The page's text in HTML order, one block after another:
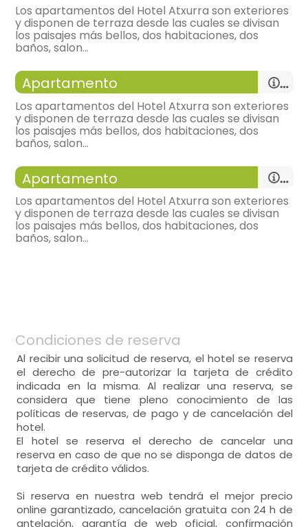
TV,
Calefacción,
- habitación con cuarto de baño. Incluye:
WC,
lavabo, ducha,
habitación de matrimonio
- cama de matrimonio (200x180 cm.)
Minibar,
-
bonitas vistas,
cocina
- cocina americana integrada en el salón
bajo encimera,
- mesa,
habitación doble
- cama individual = 2 (200x190 cm.)
bonitas vistas,
habitación doble
- cama individual = 2 (200x190 cm.)
- habitación con cuarto de baño. Incluye:
WC,
lavabo,
secador de pelo,
Los apartamentos del Hotel Atxurra son exteriores
y disponen de terraza desde las cuales se divisan
los paisajes más bellos, dos habitaciones, dos
baños, salon...
salón
- sillón, sofá dos plazas, sillas = 4,
- tv,
-
bonitas vistas,
cocina
- cocina americana integrada en el salón
bajo encimera,
- mesa,
- habitación con cuarto de baño. Incluye:
WC,
lavabo,
ducha,
secador de pelo,
- cama individual = 2 (200x190 cm.)
Apartamento
Los apartamentos del Hotel Atxurra son exteriores
y disponen de terraza desde las cuales se divisan
los paisajes más bellos, dos habitaciones, dos
baños, salon...
salón
- sillón, sofá dos plazas, sillas = 4,
-
bonitas vistas,
cocina
- cocina americana integrada en el salón
habitación doble
- cama individual = 2 (200x190 cm.)
bonitas vistas,
- habitación con cuarto de baño. Incluye:
WC,
lavabo,
secador de pelo,
Apartamento
Los apartamentos del Hotel Atxurra son exteriores
y disponen de terraza desde las cuales se divisan
los paisajes más bellos, dos habitaciones, dos
baños, salon...
cocina americana integrada en el salón
-vitrocerámicahorno, microondas, frigorífico
bajo encimera,
- mesa,
habitación doble
- cama individual = 2 (200x190 cm.)
bonitas vistas,
Condiciones de reserva
Al recibir una solicitud de reserva, el hotel se reserva
el derecho de pre-autorizar la tarjeta de crédito
indicada en la misma. Al realizar una reserva, se
considera que tiene pleno conocimiento de las
políticas de reservas, de pago y de cancelación del
hotel.
El hotel se reserva el derecho de cancelar una
reserva en caso de que no se disponga de datos de
tarjeta de crédito válidos.
Si reserva en nuestra web tendrá el mejor precio
online garantizado, cancelación gratuita con 24 h de
antelación, garantía de web oficial, confirmación